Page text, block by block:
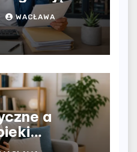
u
jak
źródła
WACŁAWA
a